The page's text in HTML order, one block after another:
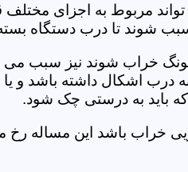
مربوط به اجزای مختلف
شوند تا درب دستگاه
خراب شوند نیز سبب می
درب اشکال داشته باشد و
باید به درستی چک شود.
خراب باشد این